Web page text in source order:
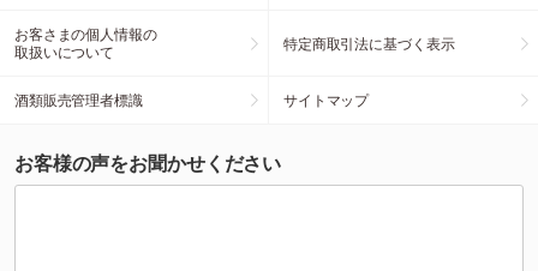
お客さまの個人情報の
取扱いについて
特定商取引法に基づく表示
酒類販売管理者標識 サイトマップ
お客様の声をお聞かせください